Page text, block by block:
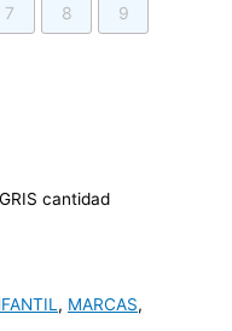
7 8 9
cantidad
, MARCAS,